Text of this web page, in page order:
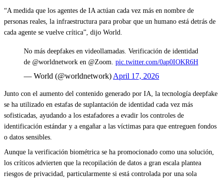
“A medida que los agentes de IA actúan cada vez más en nombre de
personas reales, la infraestructura para probar que un humano está detrás de
cada agente se vuelve crítica”, dijo World.
No más deepfakes en videollamadas. Verificación de identidad
de @worldnetwork en @Zoom. pic.twitter.com/0ap0IOKR6H
— World (@worldnetwork) April 17, 2026
Junto con el aumento del contenido generado por IA, la tecnología deepfake
se ha utilizado en estafas de suplantación de identidad cada vez más
sofisticadas, ayudando a los estafadores a evadir los controles de
identificación estándar y a engañar a las víctimas para que entreguen fondos
o datos sensibles.
Aunque la verificación biométrica se ha promocionado como una solución,
los críticos advierten que la recopilación de datos a gran escala plantea
riesgos de privacidad, particularmente si está controlada por una sola